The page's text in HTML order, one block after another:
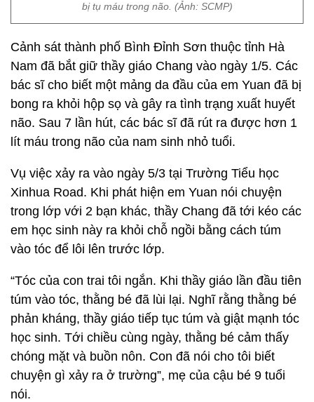
bị tụ máu trong não. (Ảnh: SCMP)
Cảnh sát thành phố Bình Đỉnh Sơn thuộc tỉnh Hà
Nam đã bắt giữ thầy giáo Chang vào ngày 1/5. Các
bác sĩ cho biết một mảng da đầu của em Yuan đã bị
bong ra khỏi hộp sọ và gây ra tình trạng xuất huyết
não. Sau 7 lần hút, các bác sĩ đã rút ra được hơn 1
lít máu trong não của nam sinh nhỏ tuổi.
Vụ việc xảy ra vào ngày 5/3 tại Trường Tiểu học
Xinhua Road. Khi phát hiện em Yuan nói chuyện
trong lớp với 2 bạn khác, thầy Chang đã tới kéo các
em học sinh này ra khỏi chỗ ngồi bằng cách túm
vào tóc để lôi lên trước lớp.
“Tóc của con trai tôi ngắn. Khi thầy giáo lần đầu tiên
túm vào tóc, thằng bé đã lùi lại. Nghĩ rằng thằng bé
phản kháng, thầy giáo tiếp tục túm và giật mạnh tóc
học sinh. Tới chiều cùng ngày, thằng bé cảm thấy
chóng mặt và buồn nôn. Con đã nói cho tôi biết
chuyện gì xảy ra ở trường”, mẹ của cậu bé 9 tuổi
nói.